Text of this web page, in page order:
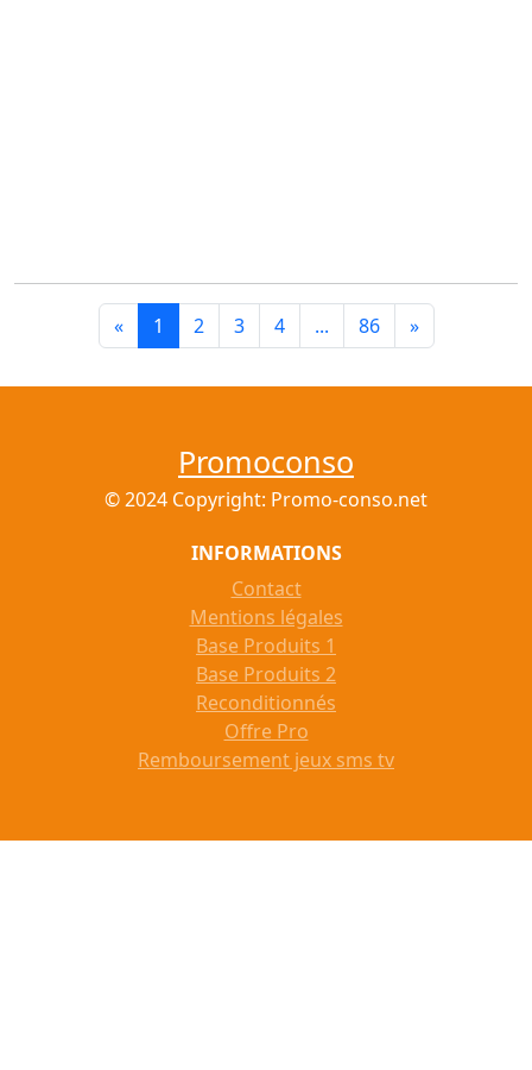
« 1 2 3 4 ... 86 »
Promoconso
© 2024 Copyright: Promo-conso.net
INFORMATIONS
Contact
Mentions légales
Base Produits 1
Base Produits 2
Reconditionnés
Offre Pro
Remboursement jeux sms tv